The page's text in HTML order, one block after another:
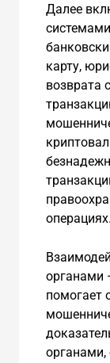
Далее
карту,
возврата
операциях.
органами
помогает
органами,